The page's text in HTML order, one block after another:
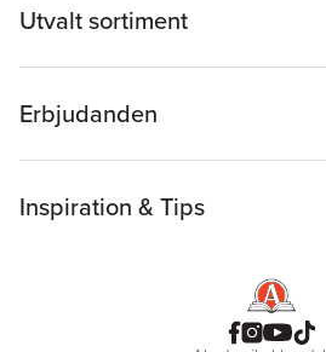
Utvalt sortiment
Erbjudanden
Inspiration & Tips